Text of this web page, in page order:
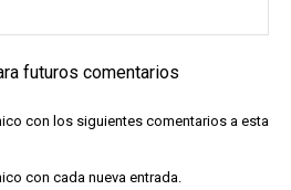
futuros comentarios
con los siguientes comentarios a esta
con cada nueva entrada.